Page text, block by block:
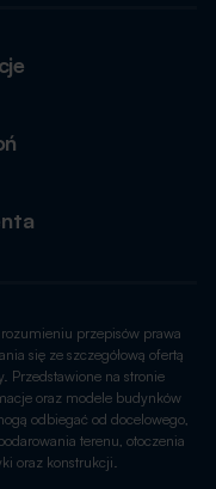
przepisów prawa
się ze szczegółową ofertą
Przedstawione na stronie
oraz modele budynków
odbiegać od docelowego,
terenu, otoczenia
oraz konstrukcji.